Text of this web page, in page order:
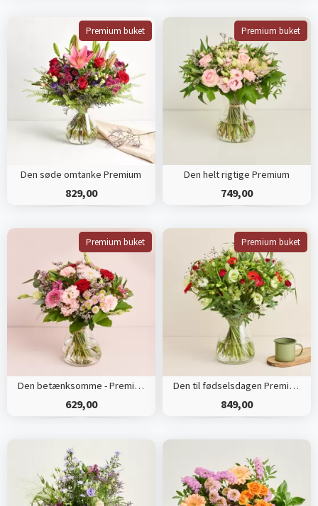
Premium buket
Den søde omtanke Premium
829,00
Premium buket
Den helt rigtige Premium
749,00
Premium buket
Den betænksomme - Premium
629,00
Premium buket
Den til fødselsdagen Premium
849,00